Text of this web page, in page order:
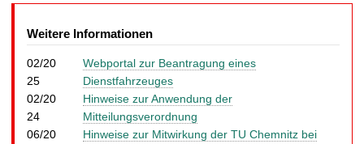
Weitere Informationen
02/20
25
Webportal zur Beantragung eines
Dienstfahrzeuges
02/20
24
Hinweise zur Anwendung der
Mitteilungsverordnung
06/20
Hinweise zur Mitwirkung der TU Chemnitz bei